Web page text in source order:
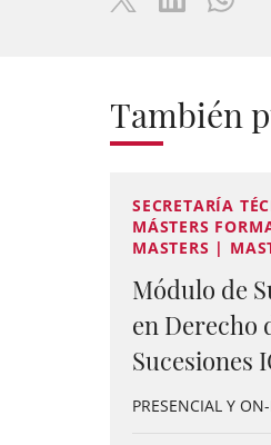
También
SECRETARÍA
MÁSTERS
MASTERS |
Módulo de
en Derecho
Sucesiones
PRESENCIAL Y